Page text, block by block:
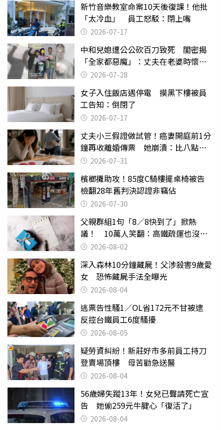
新竹音樂教室命案10天後復課！他批
「太冷血」 員工怒駁：閉上嘴
2026-07-17
中和兒媳遭公公砍百刀致死 閨密揭
「全家都惡魔」：丈夫在老婆時懷孕
摔東西
2026-07-28
女子入住飯店遇停電 摸黑下樓被員
工告知：倒閉了
2026-07-17
丈夫小三假證做試管！癌妻開庭前1分
鐘再收離婚傳票 她崩潰：比八點檔
還扯2026-07-31
檳榔攤助攻！85度C騎樓擺桌椅被告
檢翻28年舊判決認證非竊佔
2026-07-30
父親群組1句「8／8快到了」掀熱
議！ 10萬人笑翻：高鐵疏運也沒列
父親節
2026-08-02
深入森林10分鐘藏屍！父涉殺害9歲愛
女 恐怖藏屍手法全曝光
2026-08-04
逃票告性騷1／OL省172元不甘被逮
反控台鐵員工6度騷擾
2026-08-05
疑勞資糾紛！新莊好市多前員工持刀
登賣場頂樓 母苦勸急送醫
2026-08-04
56歲婦失蹤13年！女兒已聲請死亡宣
告 她偷259元牛腱心「復活了」
2026-08-04